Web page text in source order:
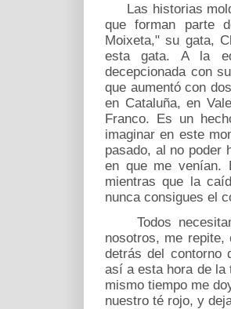
Las historias
que forman parte
Moixeta," su gata,
esta gata. A la
decepcionada con
que aumentó con
en Cataluña, en
Franco. Es un
imaginar en este
pasado, al no poder
en que me venían.
mientras que la
nunca consigues el
Todos
nosotros, me repite,
detrás del contorno
así a esta hora de la
mismo tiempo me
nuestro té rojo, y